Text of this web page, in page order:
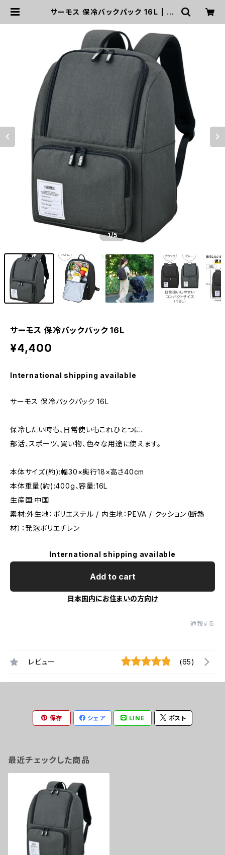
サーモス 保冷バックパック 16L | m
1/5
サーモス 保冷バックパック 16L
¥4,400
International shipping available
サーモス 保冷バックパック 16L
保冷したい時も、日常使いもこれひとつに.
部活、スポーツ、買い物、色々な用途に使えます。
本体サイズ(約):幅30×奥行18×高さ40cm
本体重量(約):400g、容量:16L
生産国:中国
素材:外生地：ポリエステル / 内生地：PEVA / クッション（断熱
材）：発泡ポリエチレン
International shipping available
Add to cart
日本国内にお住まいの方向け
通報する
レビュー (65)
保存 シェア LINE ポスト
最近チェックした商品